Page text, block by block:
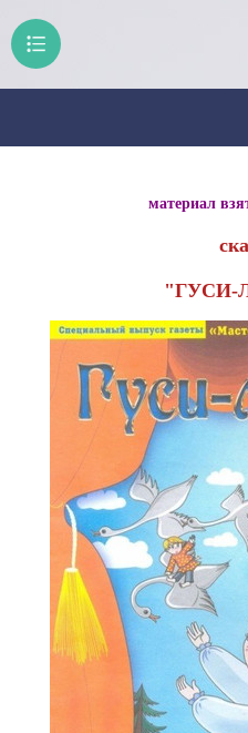
материал
"ГУСИ-